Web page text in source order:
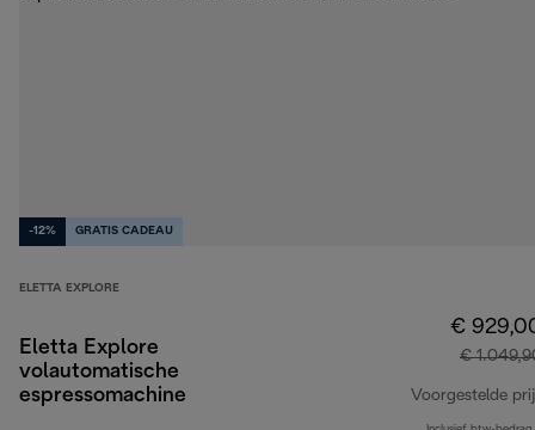
-12% GRATIS CADEAU
ELETTA EXPLORE
Eletta Explore
volautomatische
espressomachine
€
€
Voorgestelde